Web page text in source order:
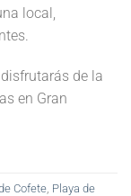
local,
de la
en Gran
Cofete Playa de